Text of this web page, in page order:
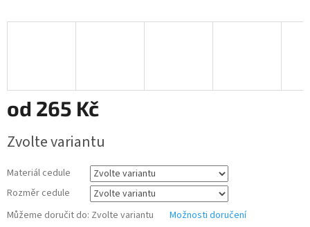
od 265 Kč
cena:
Zvolte variantu
Materiál cedule
Rozměr cedule
Můžeme doručit do: Zvolte variantu Možnosti doručení